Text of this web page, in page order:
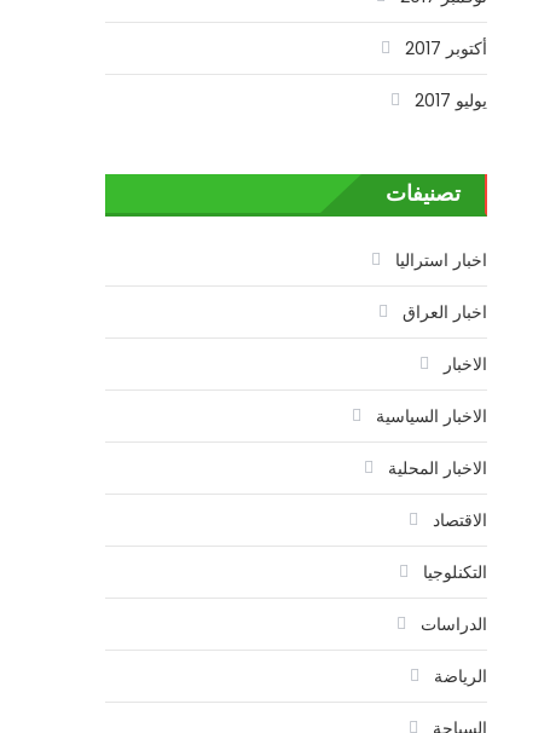
أكتوبر 2017
يوليو 2017
تصنيفات
اخبار استراليا
اخبار العراق
الاخبار
الاخبار السياسية
الاخبار المحلية
الاقتصاد
التكنلوجيا
الدراسات
الرياضة
السياحة